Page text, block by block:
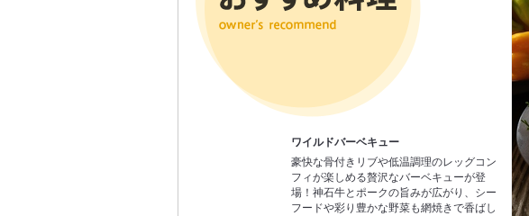
ワイルドバーベキュー
豪快な骨付きリブや低温調理のレッグコン
フィが楽しめる贅沢なバーベキューが登
場！神石牛とポークの旨みが広がり、シー
フードや彩り豊かな野菜も網焼きで香ばし